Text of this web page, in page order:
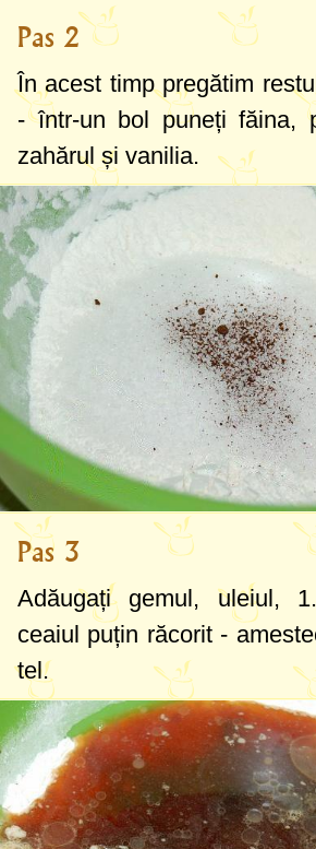
Pas 2
În acest timp pregătim
- într-un bol puneți făina,
zahărul și vanilia.
Pas 3
Adăugați gemul, uleiul,
ceaiul puțin răcorit -
tel.